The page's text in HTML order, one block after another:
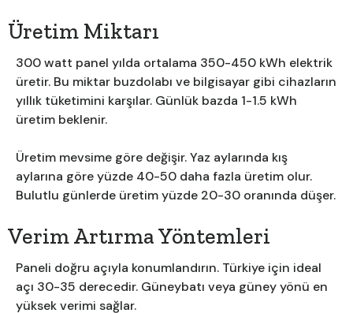
Üretim Miktarı
300 watt panel yılda ortalama 350-450 kWh elektrik
üretir. Bu miktar buzdolabı ve bilgisayar gibi cihazların
yıllık tüketimini karşılar. Günlük bazda 1-1.5 kWh
üretim beklenir.
Üretim mevsime göre değişir. Yaz aylarında kış
aylarına göre yüzde 40-50 daha fazla üretim olur.
Bulutlu günlerde üretim yüzde 20-30 oranında düşer.
Verim Artırma Yöntemleri
Paneli doğru açıyla konumlandırın. Türkiye için ideal
açı 30-35 derecedir. Güneybatı veya güney yönü en
yüksek verimi sağlar.